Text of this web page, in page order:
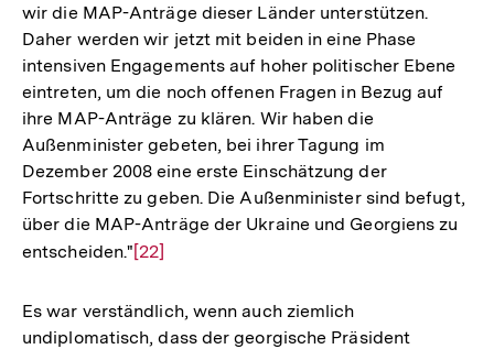
wir die MAP-Anträge dieser Länder unterstützen.
Daher werden wir jetzt mit beiden in eine Phase
intensiven Engagements auf hoher politischer Ebene
eintreten, um die noch offenen Fragen in Bezug auf
ihre MAP-Anträge zu klären. Wir haben die
Außenminister gebeten, bei ihrer Tagung im
Dezember 2008 eine erste Einschätzung der
Fortschritte zu geben. Die Außenminister sind befugt,
über die MAP-Anträge der Ukraine und Georgiens zu
entscheiden."Zur
der
Fußnote
[22]
Es war verständlich, wenn auch ziemlich
undiplomatisch, dass der georgische Präsident